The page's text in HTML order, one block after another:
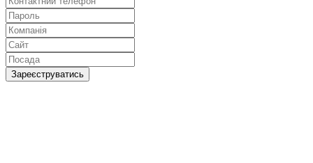
Зареєструватись